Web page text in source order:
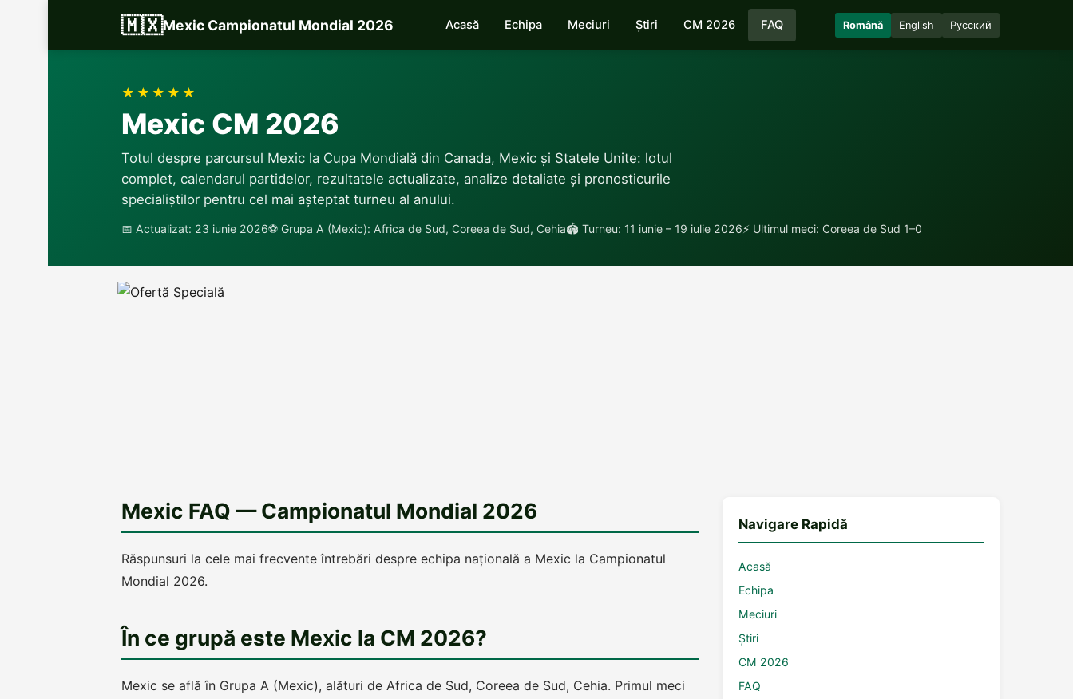
🇲🇽Mexic Campionatul Mondial 2026 Acasă Echipa Meciuri Știri CM 2026 FAQ Română English Русский
★★★★★
Mexic CM 2026
Totul despre parcursul Mexic la Cupa Mondială din Canada, Mexic și Statele Unite: lotul
complet, calendarul partidelor, rezultatele actualizate, analize detaliate și pronosticurile
specialiștilor pentru cel mai așteptat turneu al anului.
📅 Actualizat: 23 iunie 2026⚽ Grupa A (Mexic): Africa de Sud, Coreea de Sud, Cehia🏟 Turneu: 11 iunie – 19 iulie 2026⚡ Ultimul meci: Coreea de Sud 1–0
Mexic FAQ — Campionatul Mondial 2026
Răspunsuri la cele mai frecvente întrebări despre echipa națională a Mexic la Campionatul
Mondial 2026.
În ce grupă este Mexic la CM 2026?
Mexic se află în Grupa A (Mexic), alături de Africa de Sud, Coreea de Sud, Cehia. Primul meci
Navigare Rapidă
Acasă
Echipa
Meciuri
Știri
CM 2026
FAQ